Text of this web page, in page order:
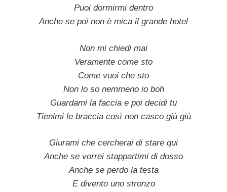
Puoi dormirmi dentro
Anche se poi non è mica il grande hotel
Non mi chiedi mai
Veramente come sto
Come vuoi che sto
Non lo so nemmeno io boh
Guardami la faccia e poi decidi tu
Tienimi le braccia così non casco giù giù
Giurami che cercherai di stare qui
Anche se vorrei stappartimi di dosso
Anche se perdo la testa
E divento uno stronzo